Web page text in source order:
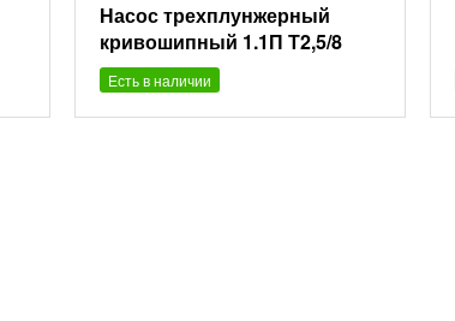
Насос трехплунжерный
кривошипный 1.1П Т2,5/8
Есть в наличии